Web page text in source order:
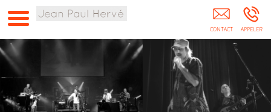
Jean Paul Hervé Lyon Métropole De Lyon Rhône
Auvergne-Rhône-Alpes Paris Marseille Bordeaux